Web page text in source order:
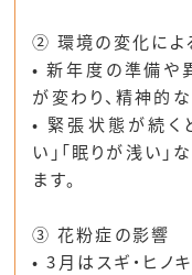
② 環境の変化によ
•新年度の準備や
が変わり、 精神的な
• 緊張状態が続く
い」「眠りが浅い
ます。
③ 花粉症の影響
• 3月は スギ・ヒノ